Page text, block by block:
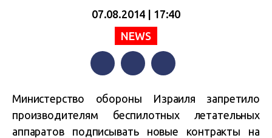
07.08.2014 | 17:40
NEWS
Министерство обороны Израиля запретило
производителям беспилотных летательных
аппаратов подписывать новые контракты на